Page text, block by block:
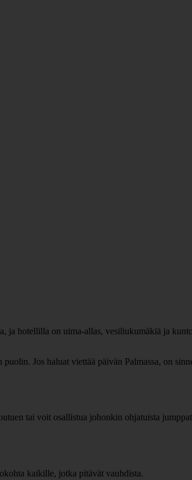
ja hotellilla on uima-allas, vesiliukumäkiä ja
Jos haluat viettää päivän Palmassa, on
tai voit osallistua johonkin ohjatuista
kaikille, jotka pitävät vauhdista.